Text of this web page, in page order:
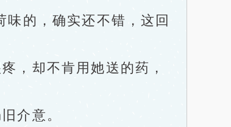
的，确实还不错，这回
，却不肯用她送的药，
介意。